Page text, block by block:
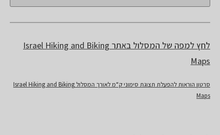
לחץ למפה של המסלול באתר Israel Hiking and Biking
Maps
סרטון הוראות להפעלת תצוגת סימוני ק“מ לאורך המסלול Israel Hiking and Biking
Maps